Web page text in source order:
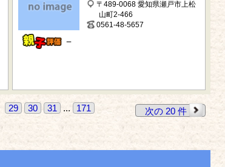
－
〒489-0068 愛知県瀬戸市上松
山町2-466
0561-48-5657
29 30 31 ... 171 次の 20 件